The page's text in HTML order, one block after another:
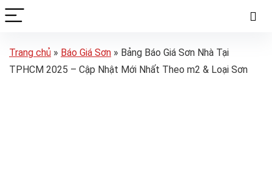
Trang chủ » Báo Giá Sơn » Bảng Báo Giá Sơn Nhà Tại
TPHCM 2025 – Cập Nhật Mới Nhất Theo m2 & Loại Sơn